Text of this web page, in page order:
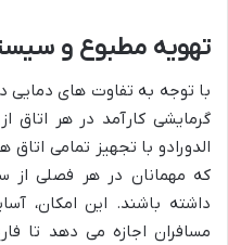
تهویه مطبوع و
با توجه به تفاوت های دمایی
گرمایشی کارآمد در هر اتاق
الدورادو با تجهیز تمامی
که مهمانان در هر فصلی از
داشته باشند. این امکان،
مسافران اجازه می دهد تا